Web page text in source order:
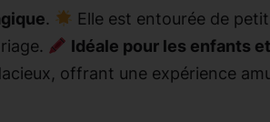
.
Elle est entourée de
Idéale pour les enfants
offrant une expérience